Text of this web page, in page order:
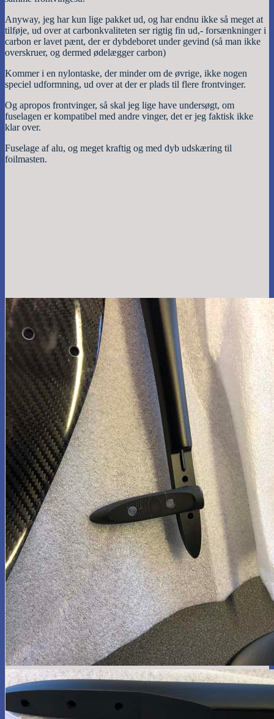
Anyway, jeg har kun lige pakket ud, og har endnu ikke så meget at
tilføje, ud over at carbonkvaliteten ser rigtig fin ud,- forsænkninger i
carbon er lavet pænt, der er dybdeboret under gevind (så man ikke
overskruer, og dermed ødelægger carbon)
Kommer i en nylontaske, der minder om de øvrige, ikke nogen
speciel udformning, ud over at der er plads til flere frontvinger.
Og apropos frontvinger, så skal jeg lige have undersøgt, om
fuselagen er kompatibel med andre vinger, det er jeg faktisk ikke
klar over.
Fuselage af alu, og meget kraftig og med dyb udskæring til
foilmasten.